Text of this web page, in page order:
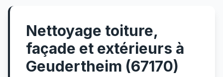
Nettoyage toiture,
façade et extérieurs à
Geudertheim (67170)